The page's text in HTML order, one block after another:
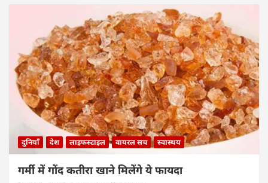
दुनियाँ देश लाइफस्टाइल वायरल सच स्वास्थय
गर्मी में गोंद कतीरा खाने मिलेंगे ये फायदा